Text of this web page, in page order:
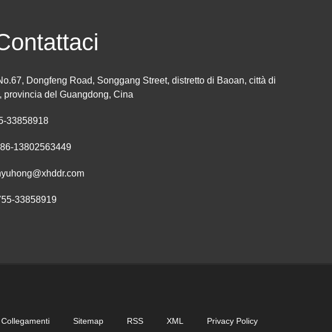
Dongfeng Road, Songgang Street, distretto di Baoan, città di
provincia del Guangdong, Cina
33858918
13802563449
33858919
Collegamenti Sitemap RSS XML Privacy Policy